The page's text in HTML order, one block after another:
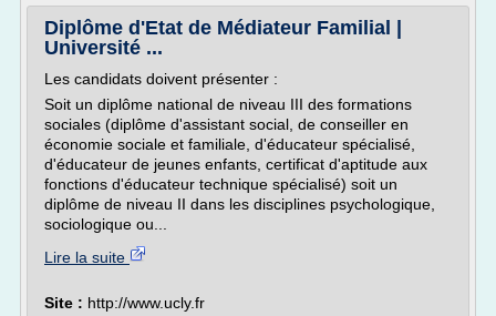
Diplôme d'Etat de Médiateur Familial |
Université ...
Les candidats doivent présenter :
Soit un diplôme national de niveau III des formations
sociales (diplôme d'assistant social, de conseiller en
économie sociale et familiale, d'éducateur spécialisé,
d'éducateur de jeunes enfants, certificat d'aptitude aux
fonctions d'éducateur technique spécialisé) soit un
diplôme de niveau II dans les disciplines psychologique,
sociologique ou...
Lire la suite
Site : http://www.ucly.fr